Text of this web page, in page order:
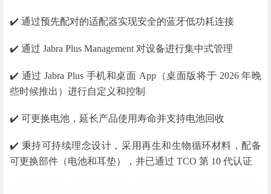
✔️ 通过预先配对的适配器实现安全的蓝牙低功耗连接
✔️ 通过 Jabra Plus Management 对设备进行集中式管理
✔️ 通过 Jabra Plus 手机和桌面 App（桌面版将于 2026 年晚
些时候推出）进行自定义和控制
✔️ 可更换电池，延长产品使用寿命并支持电池回收
✔️ 秉持可持续理念设计，采用再生和生物循环材料，配备
可更换部件（电池和耳垫），并已通过 TCO 第 10 代认证